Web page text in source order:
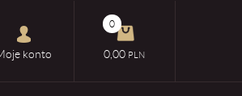
konto
0
0,00 PLN